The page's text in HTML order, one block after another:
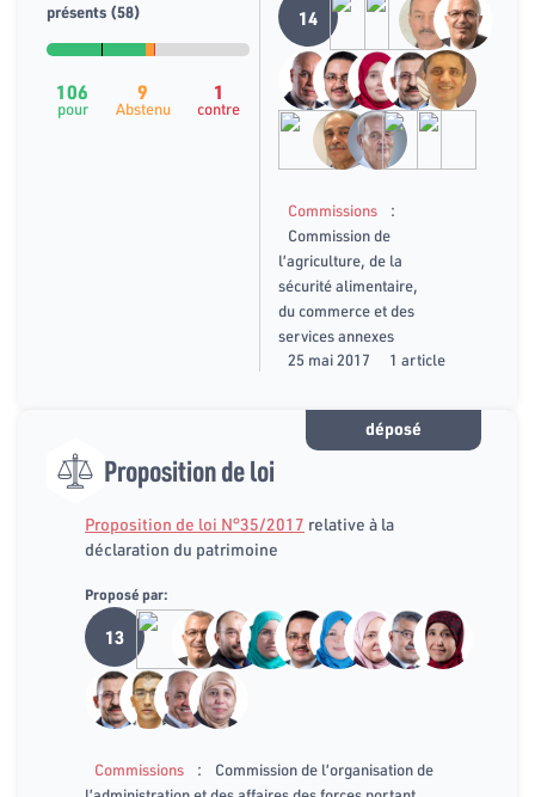
présents (58)
106
pour
9
Abstenu
1
contre
14
Commissions :
Commission de
l’agriculture, de la
sécurité alimentaire,
du commerce et des
services annexes
25 mai 2017
1 article
déposé
Proposition de loi
Proposition de loi N°35/2017 relative à la
déclaration du patrimoine
Proposé par:
13
Commissions :
Commission de l’organisation de